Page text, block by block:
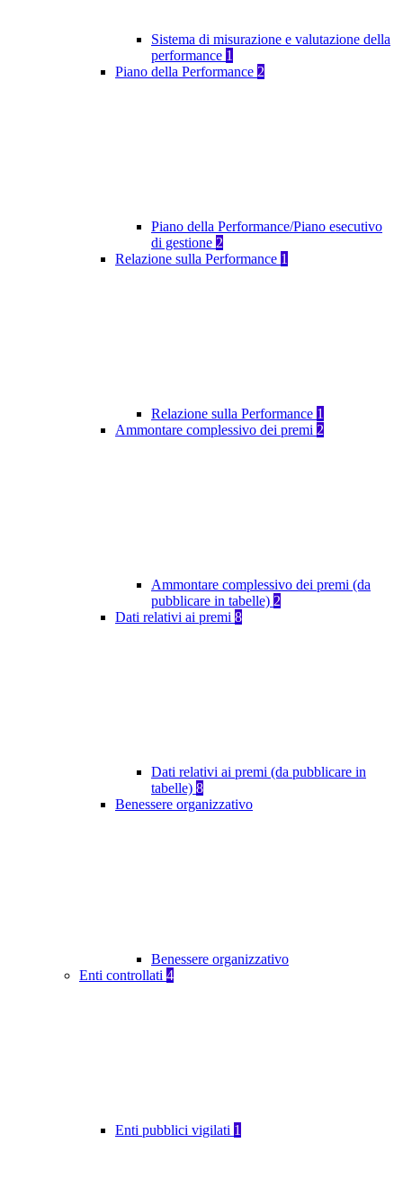
Sistema di misurazione e valutazione della
performance 1
Piano della Performance 2
Piano della Performance/Piano esecutivo
di gestione 2
Relazione sulla Performance 1
Relazione sulla Performance 1
Ammontare complessivo dei premi 2
Ammontare complessivo dei premi (da
pubblicare in tabelle) 2
Dati relativi ai premi 8
Dati relativi ai premi (da pubblicare in
tabelle) 8
Benessere organizzativo
Benessere organizzativo
Enti controllati 4
Enti pubblici vigilati 1